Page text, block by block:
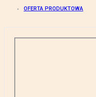
OFERTA PRODUKTOWA